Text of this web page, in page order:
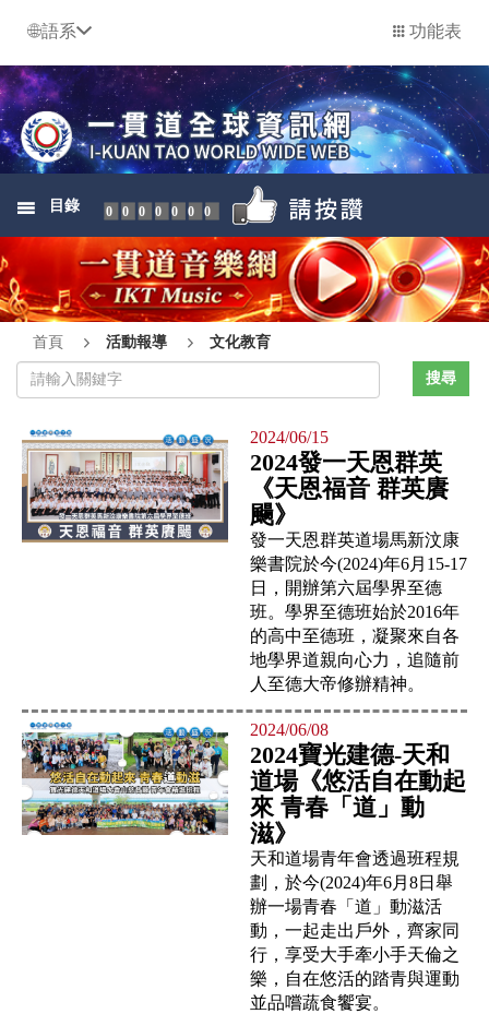
語系 功能表
目錄 0000000
首頁 活動報導 文化教育
2024/06/15
2024發一天恩群英
《天恩福音 群英賡
颺》
發一天恩群英道場馬新汶康
樂書院於今(2024)年6月15-17
日，開辦第六屆學界至德
班。學界至德班始於2016年
的高中至德班，凝聚來自各
地學界道親向心力，追隨前
人至德大帝修辦精神。
2024/06/08
2024寶光建德-天和
道場《悠活自在動起
來 青春「道」動
滋》
天和道場青年會透過班程規
劃，於今(2024)年6月8日舉
辦一場青春「道」動滋活
動，一起走出戶外，齊家同
行，享受大手牽小手天倫之
樂，自在悠活的踏青與運動
並品嚐蔬食饗宴。